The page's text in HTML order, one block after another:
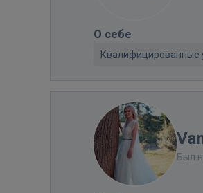
О себе
Квалифицированные
Был